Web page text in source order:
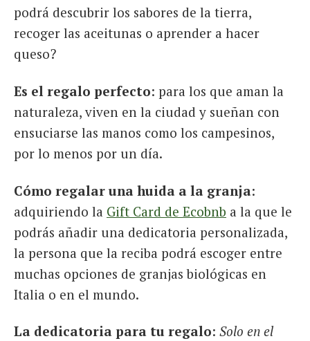
podrá descubrir los sabores de la tierra,
recoger las aceitunas o aprender a hacer
queso?
Es el regalo perfecto: para los que aman la
naturaleza, viven en la ciudad y sueñan con
ensuciarse las manos como los campesinos,
por lo menos por un día.
Cómo regalar una huida a la granja:
adquiriendo la Gift Card de Ecobnb a la que le
podrás añadir una dedicatoria personalizada,
la persona que la reciba podrá escoger entre
muchas opciones de granjas biológicas en
Italia o en el mundo.
La dedicatoria para tu regalo: Solo en el